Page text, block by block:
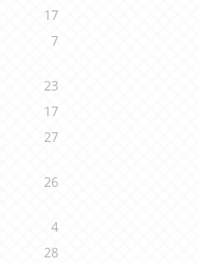
17
7
23
17
27
26
4
28